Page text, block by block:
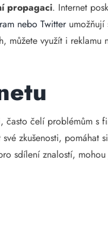
propagaci. Internet
nebo Twitterumožňují
využít i
čelí problémům s
zkušenosti,
sdílení znalostí,